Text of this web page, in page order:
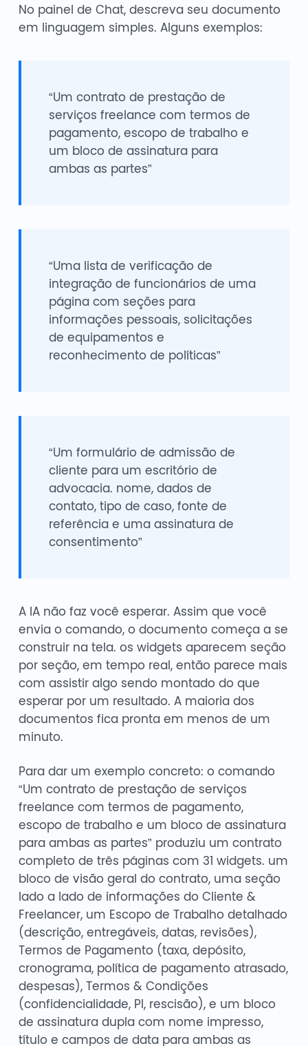
No painel de Chat, descreva seu documento
em linguagem simples. Alguns exemplos:
“Um contrato de prestação de
serviços freelance com termos de
pagamento, escopo de trabalho e
um bloco de assinatura para
ambas as partes”
“Uma lista de verificação de
integração de funcionários de uma
página com seções para
informações pessoais, solicitações
de equipamentos e
reconhecimento de políticas”
“Um formulário de admissão de
cliente para um escritório de
advocacia. nome, dados de
contato, tipo de caso, fonte de
referência e uma assinatura de
consentimento”
A IA não faz você esperar. Assim que você
envia o comando, o documento começa a se
construir na tela. os widgets aparecem seção
por seção, em tempo real, então parece mais
com assistir algo sendo montado do que
esperar por um resultado. A maioria dos
documentos fica pronta em menos de um
minuto.
Para dar um exemplo concreto: o comando
“Um contrato de prestação de serviços
freelance com termos de pagamento,
escopo de trabalho e um bloco de assinatura
para ambas as partes” produziu um contrato
completo de três páginas com 31 widgets. um
bloco de visão geral do contrato, uma seção
lado a lado de informações do Cliente &
Freelancer, um Escopo de Trabalho detalhado
(descrição, entregáveis, datas, revisões),
Termos de Pagamento (taxa, depósito,
cronograma, política de pagamento atrasado,
despesas), Termos & Condições
(confidencialidade, PI, rescisão), e um bloco
de assinatura dupla com nome impresso,
título e campos de data para ambas as